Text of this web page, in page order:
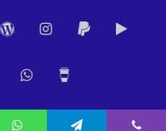
WordPress
Instagram
PayPal
TikTokWhatsApp
Me